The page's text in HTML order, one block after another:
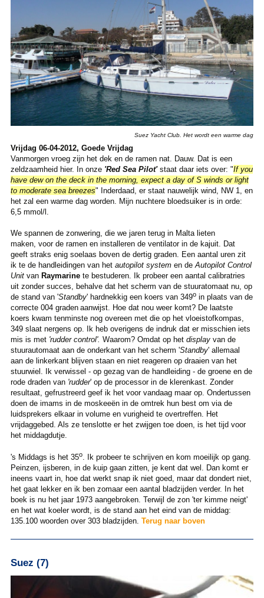
Suez Yacht Club. Het wordt een warme dag
Vrijdag 06-04-2012, Goede Vrijdag
Vanmorgen vroeg zijn het dek en de ramen nat. Dauw. Dat is een
zeldzaamheid hier. In onze'Red Sea Pilot' staat daar iets over: "If you
have dew on the deck in the morning, expect a day of S winds or light
to moderate sea breezes" Inderdaad, er staat nauwelijk wind, NW 1, en
het zal een warme dag worden. Mijn nuchtere bloedsuiker is in orde:
6,5 mmol/l.
We spannen de zonwering, die we jaren terug in Malta lieten
maken, voor de ramen en installeren de ventilator in de kajuit. Dat
geeft straks enig soelaas boven de dertig graden. Een aantal uren zit
ik te de handleidingen van het autopilot system en de Autopilot Control
Unit van Raymarinete bestuderen. Ik probeer een aantal calibratries
uit zonder succes, behalve dat het scherm van de stuuratomaat nu, op
de stand van 'Standby' hardnekkig een koers van 349oin plaats van de
correcte 004 graden aanwijst. Hoe dat nou weer komt? De laatste
koers kwam tenminste nog overeen met die op het vloeistofkompas,
349 slaat nergens op. Ik heb overigens de indruk dat er misschien iets
mis is met 'rudder control'. Waarom? Omdat op het displayvan de
stuurautomaat aan de onderkant van het scherm 'Standby' allemaal
aan de linkerkant blijven staan en niet reageren op draaien van het
stuurwiel. Ik verwissel - op gezag van de handleiding - de groene en de
rode draden van 'rudder' op de processor in de klerenkast. Zonder
resultaat, gefrustreerd geef ik het voor vandaag maar op. Ondertussen
doen de imams in de moskeeën in de omtrek hun best om via de
luidsprekers elkaar in volume en vurigheid te overtreffen. Het
vrijdaggebed. Als ze tenslotte er het zwijgen toe doen, is het tijd voor
het middagdutje.
's Middags is het 35o. Ik probeer te schrijven en kom moeilijk op gang.
Peinzen, ijsberen, in de kuip gaan zitten, je kent dat wel. Dan komt er
ineens vaart in, hoe dat werkt snap ik niet goed, maar dat dondert niet,
het gaat lekker en ik ben zomaar een aantal bladzijden verder. In het
boek is nu het jaar 1973 aangebroken. Terwijl de zon 'ter kimme neigt'
en het wat koeler wordt, is de stand aan het eind van de middag:
135.100 woorden over 303 bladzijden. Terug naar boven
Suez (7)